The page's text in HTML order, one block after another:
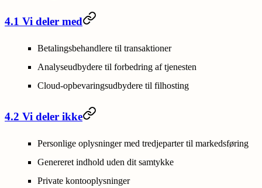
4.1 Vi deler med
Betalingsbehandlere til transaktioner
Analyseudbydere til forbedring af tjenesten
Cloud-opbevaringsudbydere til filhosting
4.2 Vi deler ikke
Personlige oplysninger med tredjeparter til markedsføring
Genereret indhold uden dit samtykke
Private kontooplysninger